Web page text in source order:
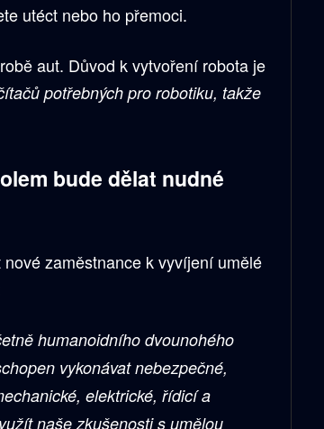
utéct nebo ho přemoci.
aut. Důvod k vytvoření robota je
potřebných pro robotiku, takže
bude dělat nudné
zaměstnance k vyvíjení umělé
humanoidního dvounohého
vykonávat nebezpečné,
elektrické, řídicí a
naše zkušenosti s umělou